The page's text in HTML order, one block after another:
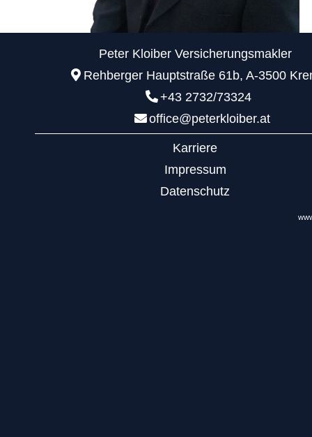
Peter Kloiber Versicherungsmakler
Rehberger Hauptstraße 61b, A-3500
+43 2732/73324
office@peterkloiber.at
Karriere
Impressum
Datenschutz